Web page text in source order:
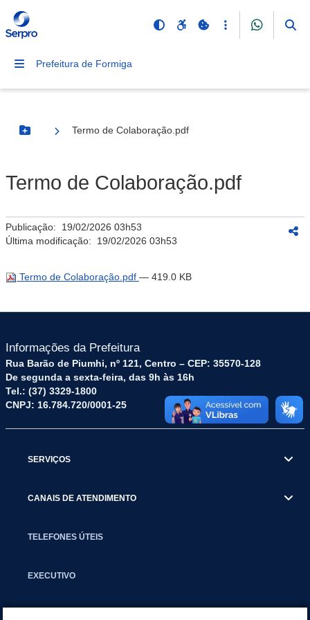
Prefeitura de Formiga
Botão Menu
Termo de Colaboração.pdf
Termo de Colaboração.pdf
Publicação: 19/02/2026 03h53
Última modificação: 19/02/2026 03h53
Termo de Colaboração.pdf — 419.0 KB
Informações da Prefeitura
Rua Barão de Piumhi, nº 121, Centro – CEP: 35570-128
De segunda a sexta-feira, das 9h às 16h
Tel.: (37) 3329-1800
CNPJ: 16.784.720/0001-25
SERVIÇOS
CANAIS DE ATENDIMENTO
TELEFONES ÚTEIS
EXECUTIVO